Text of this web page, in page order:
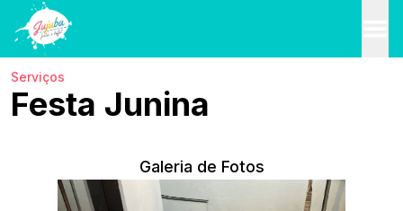
Serviços
Festa Junina
Galeria de Fotos